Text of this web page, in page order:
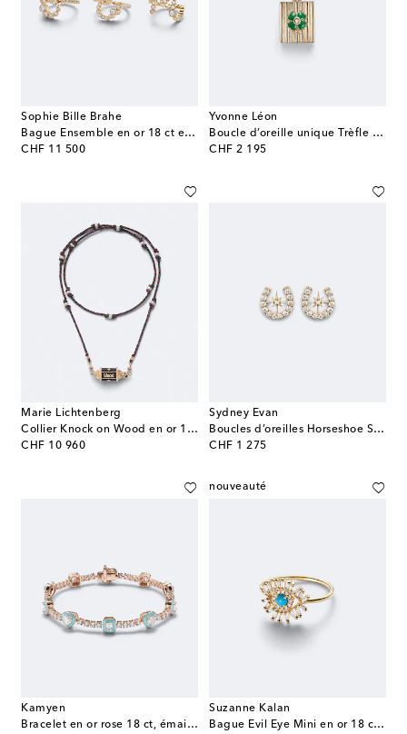
Sophie Bille Brahe
Bague Ensemble en or 18 ct et diamants
CHF 11 500
original price
Yvonne Léon
Boucle d’oreille unique Trèfle et pendentif Le Cubo en or 9 ct, émail et diamants
CHF 2 195
original price
Marie Lichtenberg
Collier Knock on Wood en or 18 ct, diamants et perles
CHF 10 960
original price
Sydney Evan
Boucles d’oreilles Horseshoe Starburst en or 14 ct avec diamants
CHF 1 275
original price
Kamyen
Bracelet en or rose 18 ct, émail et diamants
nouveauté
Suzanne Kalan
Bague Evil Eye Mini en or 18 ct, turquoise et diamants